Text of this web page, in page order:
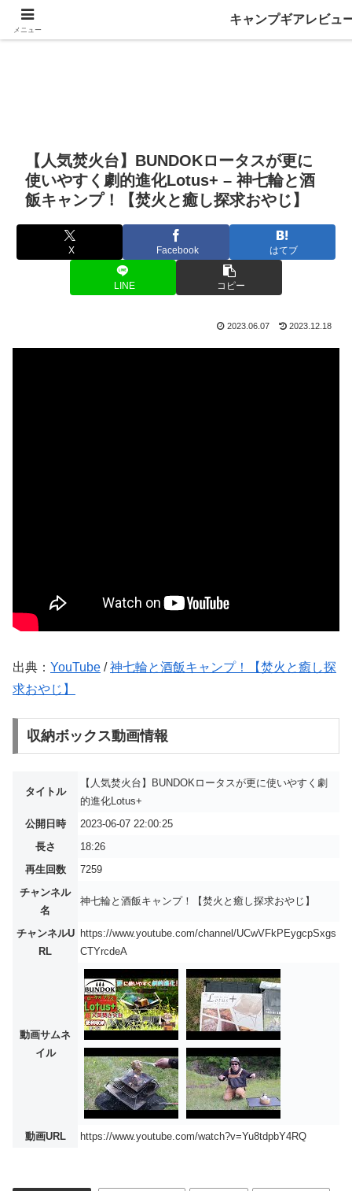
【人気焚火台】BUNDOKロータスが更に
使いやすく劇的進化Lotus+ – 神七輪と酒
飯キャンプ！【焚火と癒し探求おやじ】
X Facebook はてブ
LINE コピー
2023.06.07 2023.12.18
出典： YouTube /神七輪と酒飯キャンプ！【焚火と癒し探
求おやじ】
収納ボックス動画情報
タイトル
【人気焚火台】BUNDOKロータスが更に使いやすく劇
的進化Lotus+
公開日時
2023-06-07 22:00:25
長さ
18:26
再生回数
7259
チャンネル
名
神七輪と酒飯キャンプ！【焚火と癒し探求おやじ】
チャンネルU
RL
https://www.youtube.com/channel/UCwVFkPEygcpSxgs
CTYrcdeA
動画サムネ
イル
動画URL https://www.youtube.com/watch?v=Yu8tdpbY4RQ
メニュー
キャンプギアレビュ